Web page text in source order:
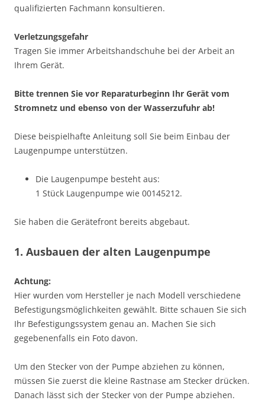
qualifizierten Fachmann konsultieren.
Verletzungsgefahr
Tragen Sie immer Arbeitshandschuhe bei der Arbeit an
Ihrem Gerät.
Bitte trennen Sie vor Reparaturbeginn Ihr Gerät vom
Stromnetz und ebenso von der Wasserzufuhr ab!
Diese beispielhafte Anleitung soll Sie beim Einbau der
Laugenpumpe unterstützen.
Die Laugenpumpe besteht aus:
1 Stück Laugenpumpe wie 00145212.
Sie haben die Gerätefront bereits abgebaut.
1. Ausbauen der alten Laugenpumpe
Achtung:
Hier wurden vom Hersteller je nach Modell verschiedene
Befestigungsmöglichkeiten gewählt. Bitte schauen Sie sich
Ihr Befestigungssystem genau an. Machen Sie sich
gegebenenfalls ein Foto davon.
Um den Stecker von der Pumpe abziehen zu können,
müssen Sie zuerst die kleine Rastnase am Stecker drücken.
Danach lässt sich der Stecker von der Pumpe abziehen.